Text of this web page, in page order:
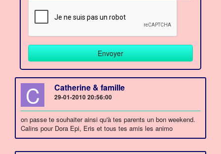
C Catherine & famille
29-01-2010 20:56:00
on passe te souhaiter ainsi qu'à tes parents un bon weekend.
Calins pour Dora Epi, Eris et tous tes amis les animo